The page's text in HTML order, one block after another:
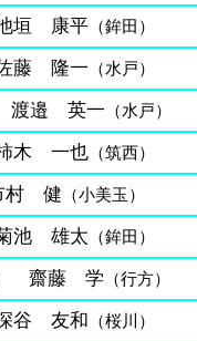
垣 康平 （鉾田）
藤 隆一 （水戸）
渡邉 英一 （水戸）
木 一也 （筑西）
健 （小美玉）
池 雄太 （鉾田）
齋藤 学 （行方）
谷 友和 （桜川）